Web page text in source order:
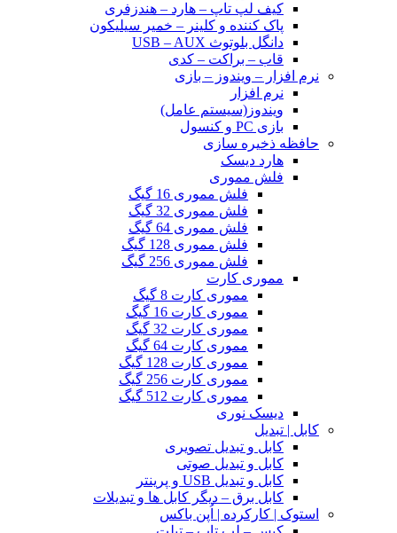
کیف لپ تاپ – هارد – هندزفری
پاک کننده و کلینر – خمیر سیلیکون
دانگل بلوتوث USB – AUX
قاب – براکت – کدی
نرم افزار – ویندوز – بازی
نرم افزار
ویندوز(سیستم عامل)
بازی PC و کنسول
حافظه ذخیره سازی
هارد دیسک
فلش مموری
فلش مموری 16 گیگ
فلش مموری 32 گیگ
فلش مموری 64 گیگ
فلش مموری 128 گیگ
فلش مموری 256 گیگ
مموری کارت
مموری کارت 8 گیگ
مموری کارت 16 گیگ
مموری کارت 32 گیگ
مموری کارت 64 گیگ
مموری کارت 128 گیگ
مموری کارت 256 گیگ
مموری کارت 512 گیگ
دیسک نوری
کابل | تبدیل
کابل و تبدیل تصویری
کابل و تبدیل صوتی
کابل و تبدیل USB و پرینتر
کابل برق – دیگر کابل ها و تبدیلات
استوک | کارکرده | اُپن باکس